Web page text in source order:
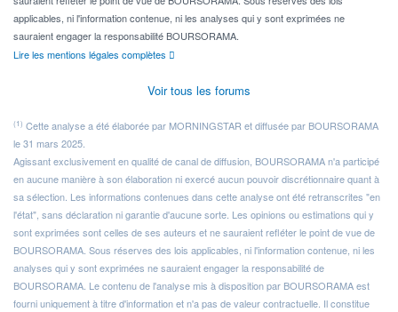
applicables, ni l'information contenue, ni les analyses qui y sont exprimées ne
sauraient engager la responsabilité BOURSORAMA.
Lire les mentions légales complètes
Voir tous les forums
(1) Cette analyse a été élaborée par MORNINGSTAR et diffusée par BOURSORAMA
le 31 mars 2025.
Agissant exclusivement en qualité de canal de diffusion, BOURSORAMA n'a participé
en aucune manière à son élaboration ni exercé aucun pouvoir discrétionnaire quant à
sa sélection. Les informations contenues dans cette analyse ont été retranscrites "en
l'état", sans déclaration ni garantie d'aucune sorte. Les opinions ou estimations qui y
sont exprimées sont celles de ses auteurs et ne sauraient refléter le point de vue de
BOURSORAMA. Sous réserves des lois applicables, ni l'information contenue, ni les
analyses qui y sont exprimées ne sauraient engager la responsabilité de
BOURSORAMA. Le contenu de l'analyse mis à disposition par BOURSORAMA est
fourni uniquement à titre d'information et n'a pas de valeur contractuelle. Il constitue